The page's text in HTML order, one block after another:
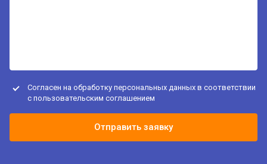
Согласен на обработку персональных данных в соответствии
с пользовательским соглашением
Отправить заявку